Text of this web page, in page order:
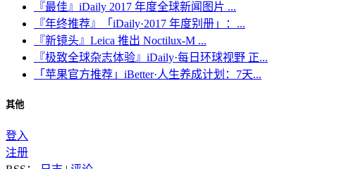
『最佳』iDaily 2017 年度全球新闻图片 ...
『年终推荐』「iDaily·2017 年度别册」：...
『新镜头』Leica 推出 Noctilux-M ...
『极致全球杂志体验』iDaily·每日环球视野 正...
「苹果官方推荐」iBetter·人生养成计划：7天...
其他
登入
注册